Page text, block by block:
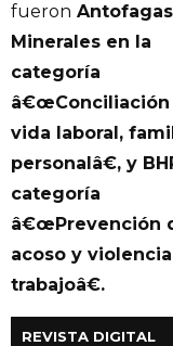
fueron
Minerales en la
categoría
â€œConciliación
vida laboral,
personalâ€, y
categoría
â€œPrevención
acoso y violencia
trabajoâ€.
REVISTA DIGITAL